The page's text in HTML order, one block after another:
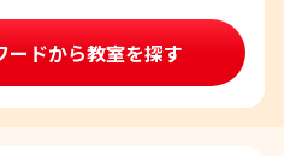
ードから教室を探す